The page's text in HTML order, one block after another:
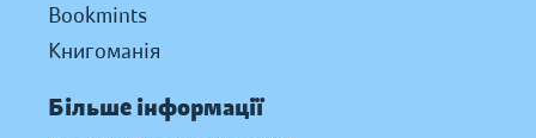
Bookmints
Книгоманія
Більше інформації